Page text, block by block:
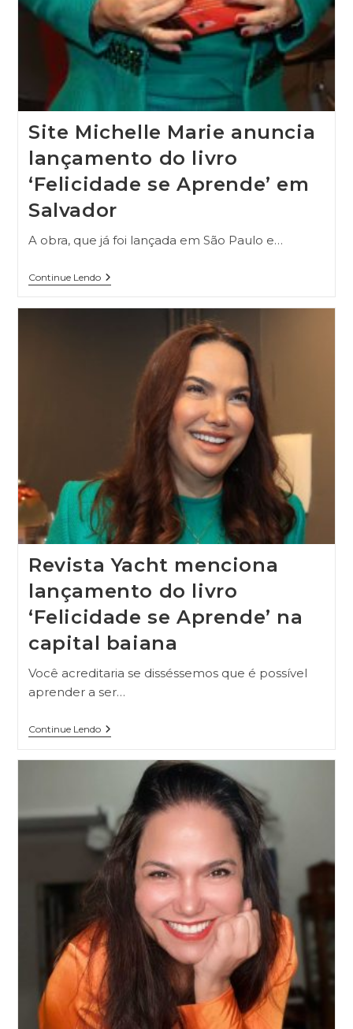
Site Michelle Marie anuncia
lançamento do livro
‘Felicidade se Aprende’ em
Salvador
A obra, que já foi lançada em São Paulo e…
Continue Lendo
Revista Yacht menciona
lançamento do livro
‘Felicidade se Aprende’ na
capital baiana
Você acreditaria se disséssemos que é possível
aprender a ser…
Continue Lendo